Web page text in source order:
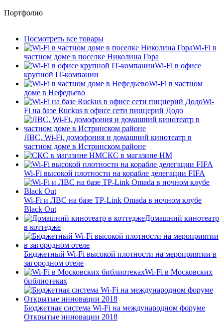
Портфолио
Посмотреть все товары
Wi-Fi в
частном доме в поселке Николина Гора
Wi-Fi в офисе
крупной IT-компании
Wi-Fi в частном
доме в Нефедьево
Wi-
Fi на базе Ruckus в офисе сети пиццерий Додо
ЛВС, Wi-Fi, домофония и домашний кинотеатр в
частном доме в Истринском районе
СКС в магазине HM
Wi-Fi высокой плотности на корабле делегации FIFA
Wi-Fi и ЛВС на базе TP-Link Omada в ночном клубе
Black Out
Домашний кинотеатр
в коттедже
Бюджетный Wi-Fi высокой плотности на мероприятии в
загородном отеле
Wi-Fi в Московских
библиотеках
Бюджетная система Wi-Fi на международном форуме
Открытые инновации 2018